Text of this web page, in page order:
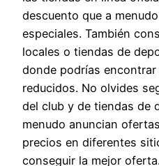
descuento que a
especiales. También
locales o tiendas de
donde podrías
reducidos. No olvides
del club y de tiendas de
menudo anuncian
precios en diferentes
conseguir la mejor